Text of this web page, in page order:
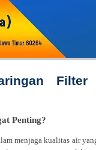
Penting?
menjaga kualitas air